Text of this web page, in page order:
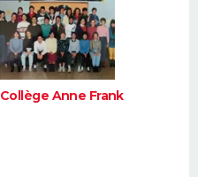
Collège Anne Frank